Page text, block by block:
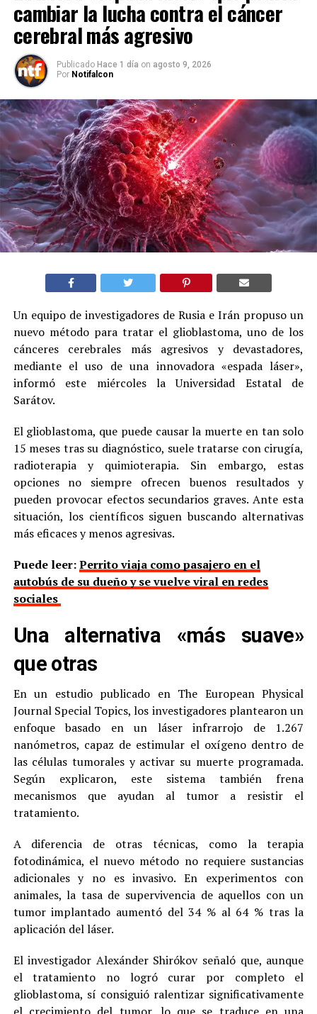
cambiar la lucha contra el cáncer
cerebral más agresivo
Publicado Hace 1 día on agosto 9, 2026
Por Notifalcon
Un equipo de investigadores de Rusia e Irán propuso un
nuevo método para tratar el glioblastoma, uno de los
cánceres cerebrales más agresivos y devastadores,
mediante el uso de una innovadora «espada láser»,
informó este miércoles la Universidad Estatal de
Sarátov.
El glioblastoma, que puede causar la muerte en tan solo
15 meses tras su diagnóstico, suele tratarse con cirugía,
radioterapia y quimioterapia. Sin embargo, estas
opciones no siempre ofrecen buenos resultados y
pueden provocar efectos secundarios graves. Ante esta
situación, los científicos siguen buscando alternativas
más eficaces y menos agresivas.
Puede leer:Perrito viaja como pasajero en el
autobús de su dueño y se vuelve viral en redes
sociales
Una alternativa «más suave»
que otras
En un estudio publicado en The European Physical
Journal Special Topics, los investigadores plantearon un
enfoque basado en un láser infrarrojo de 1.267
nanómetros, capaz de estimular el oxígeno dentro de
las células tumorales y activar su muerte programada.
Según explicaron, este sistema también frena
mecanismos que ayudan al tumor a resistir el
tratamiento.
A diferencia de otras técnicas, como la terapia
fotodinámica, el nuevo método no requiere sustancias
adicionales y no es invasivo. En experimentos con
animales, la tasa de supervivencia de aquellos con un
tumor implantado aumentó del 34 % al 64 % tras la
aplicación del láser.
El investigador Alexánder Shirókov señaló que, aunque
el tratamiento no logró curar por completo el
glioblastoma, sí consiguió ralentizar significativamente
el crecimiento del tumor, lo que se traduce en una